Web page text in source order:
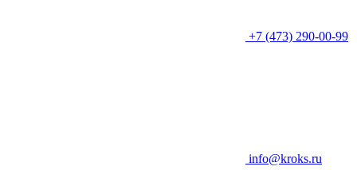
+7 (473) 290-00-99
info@kroks.ru